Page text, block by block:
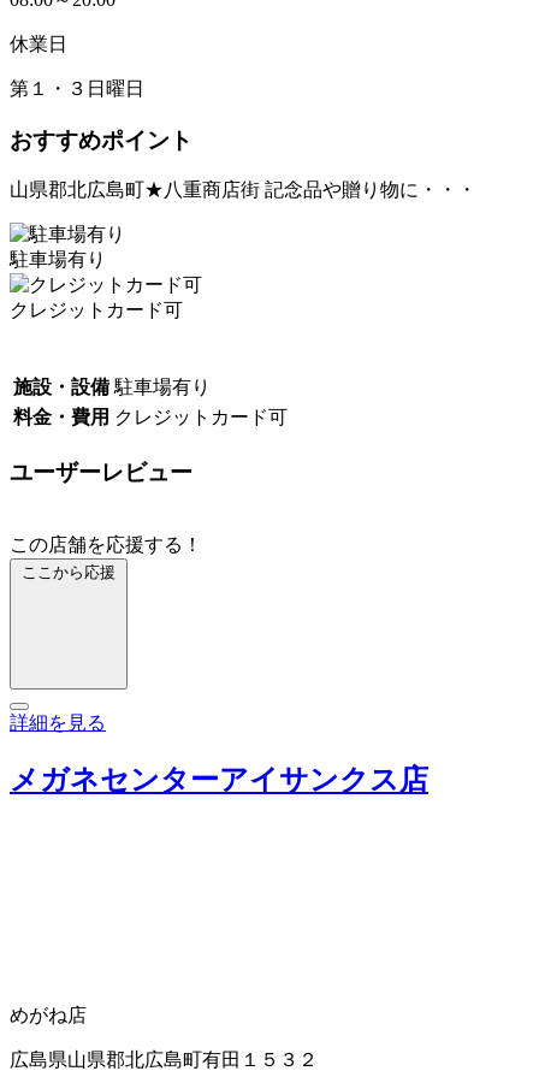
休業日
第１・３日曜日
おすすめポイント
山県郡北広島町★八重商店街 記念品や贈り物に・・・
駐車場有り
クレジットカード可
施設・設備 駐車場有り
料金・費用 クレジットカード可
ユーザーレビュー
この店舗を応援する！
ここから応援
詳細を見る
メガネセンターアイサンクス店
めがね店
広島県山県郡北広島町有田１５３２